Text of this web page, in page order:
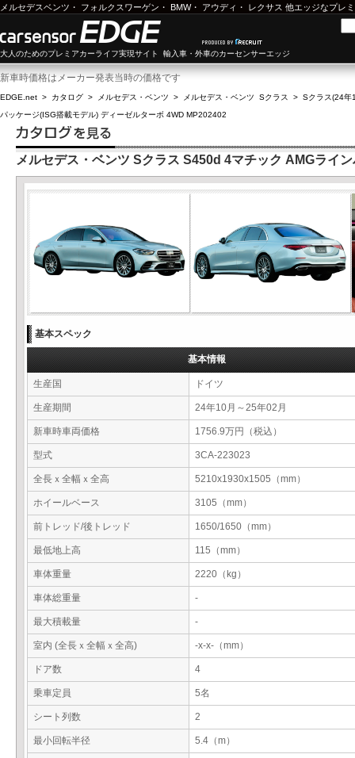
メルセデスベンツ ・ フォルクスワーゲン ・ BMW・ アウディ ・ レクサス 他エッジなプレ
大人のためのプレミアカーライフ実現サイト 輸入車・外車のカーセンサーエッジ
新車時価格はメーカー発表当時の価格です
EDGE.net > カタログ > メルセデス・ベンツ > メルセデス・ベンツ Sクラス > Sクラス(24年
パッケージ(ISG搭載モデル) ディーゼルターボ 4WD MP202402
メルセデス・ベンツ Sクラス S450d 4マチック AMGライ
基本スペック
基本情報
生産国 ドイツ
生産期間 24年10月～25年02月
新車時車両価格 1756.9万円（税込）
型式 3CA-223023
全長ｘ全幅ｘ全高 5210x1930x1505（mm）
ホイールベース 3105（mm）
前トレッド/後トレッド 1650/1650（mm）
最低地上高 115（mm）
車体重量 2220（kg）
車体総重量 -
最大積載量 -
室内 (全長ｘ全幅ｘ全高) -x-x-（mm）
ドア数 4
乗車定員 5名
シート列数 2
最小回転半径 5.4（m）